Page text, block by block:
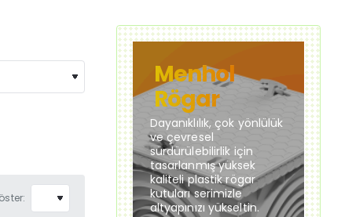
Menhol
Rögar
Dayanıklılık, çok yönlülük
ve çevresel
sürdürülebilirlik için
tasarlanmış yüksek
kaliteli plastik rögar
kutuları serimizle
altyapınızı yükseltin.